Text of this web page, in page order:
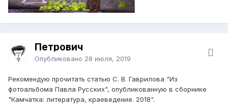
Петрович
Опубликовано 28 июля, 2019
Рекомендую прочитать статью С. В. Гаврилова "Из
фотоальбома Павла Русских", опубликованную в сборнике
"Камчатка: литература, краеведение. 2018".